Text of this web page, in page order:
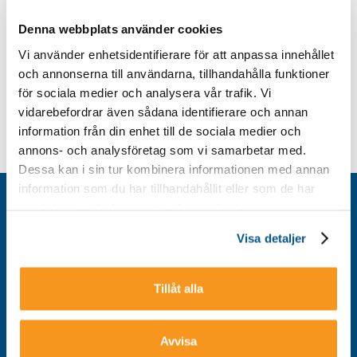
Denna webbplats använder cookies
Vi använder enhetsidentifierare för att anpassa innehållet
och annonserna till användarna, tillhandahålla funktioner
för sociala medier och analysera vår trafik. Vi
vidarebefordrar även sådana identifierare och annan
information från din enhet till de sociala medier och
annons- och analysföretag som vi samarbetar med.
Dessa kan i sin tur kombinera informationen med annan
information som du har tillhandahållit eller som de har
Visa detaljer
Tillåt alla
Avvisa
Tillgänglighet